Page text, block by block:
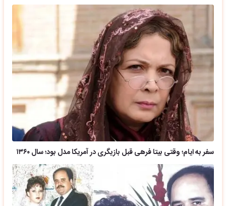
سفر به ایام؛ وقتی بیتا فرهی قبل بازیگری در آمریکا مدل بود؛ سال ۱۳۶۰